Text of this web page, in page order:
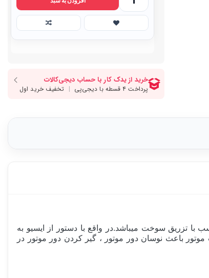
با تزریق سوخت میباشد.در واقع با دستور از ایسیو به
باعث نوسان دور موتور ، گیر کردن دور موتور در